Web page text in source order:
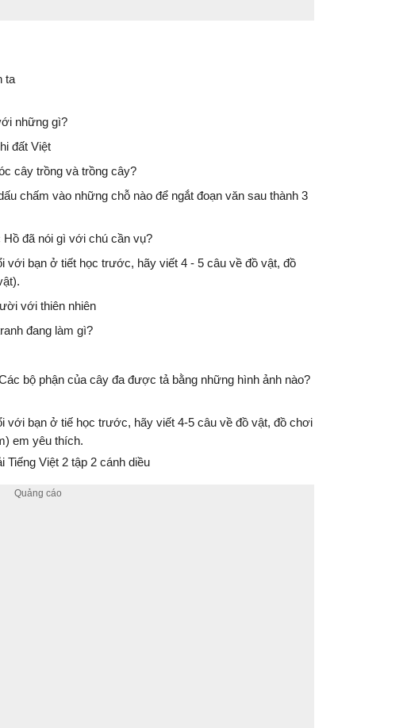
ta
những gì?
đất Việt
cây trồng và trồng cây?
chấm vào những chỗ nào để ngắt đoạn văn sau thành 3
đã nói gì với chú cần vụ?
với bạn ở tiết học trước, hãy viết 4 - 5 câu về đồ vật, đồ
với thiên nhiên
đang làm gì?
bộ phận của cây đa được tả bằng những hình ảnh nào?
với bạn ở tiế học trước, hãy viết 4-5 câu về đồ vật, đồ chơi
em yêu thích.
Tiếng Việt 2 tập 2 cánh diều